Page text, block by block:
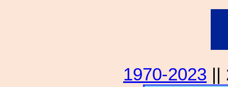
1970-2023 ||